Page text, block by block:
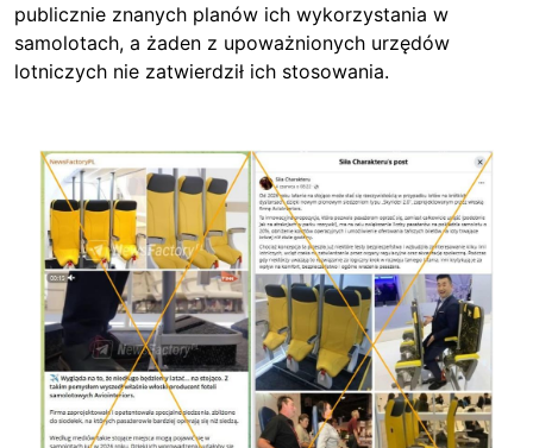
publicznie znanych planów ich wykorzystania w
samolotach, a żaden z upoważnionych urzędów
lotniczych nie zatwierdził ich stosowania.
Image